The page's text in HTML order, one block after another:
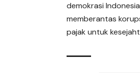
demokrasi
memberantas
pajak untuk